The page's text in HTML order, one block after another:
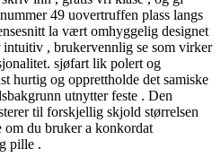
49 uovertruffen plass langs
la vært omhyggelig designet
, brukervennlig se som virker
sjøfart lik polert og
hurtig og opprettholde det samiske
utnytter feste . Den
til forskjellig skjold størrelsen
om du bruker a konkordat
pille .